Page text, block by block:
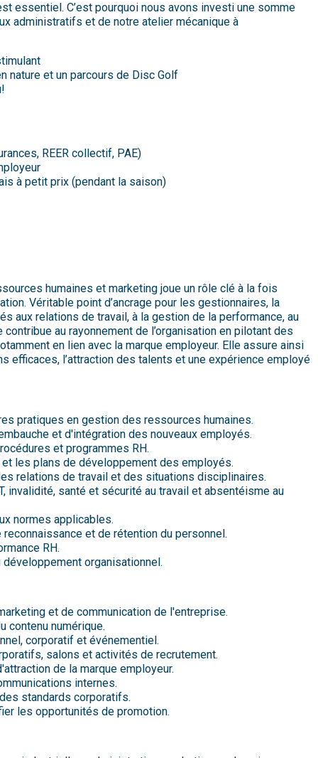
essentiel. C’est pourquoi nous avons investi une somme
administratifs et de notre atelier mécanique à
nature et un parcours de Disc Golf
REER collectif, PAE)
à petit prix (pendant la saison)
humaines et marketing joue un rôle clé à la fois
Véritable point d’ancrage pour les gestionnaires, la
aux relations de travail, à la gestion de la performance, au
au rayonnement de l’organisation en pilotant des
en lien avec la marque employeur. Elle assure ainsi
efficaces, l’attraction des talents et une expérience employé
pratiques en gestion des ressources humaines.
et d'intégration des nouveaux employés.
et programmes RH.
les plans de développement des employés.
relations de travail et des situations disciplinaires.
invalidité, santé et sécurité au travail et absentéisme au
normes applicables.
et de rétention du personnel.
RH.
organisationnel.
et de communication de l'entreprise.
contenu numérique.
corporatif et événementiel.
salons et activités de recrutement.
de la marque employeur.
internes.
standards corporatifs.
les opportunités de promotion.